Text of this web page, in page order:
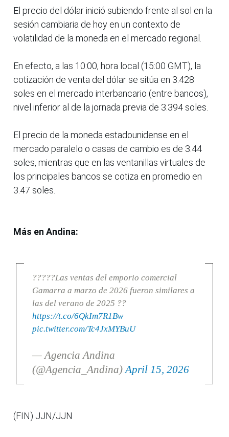
El precio del dólar inició subiendo frente al sol en la
sesión cambiaria de hoy en un contexto de
volatilidad de la moneda en el mercado regional.
En efecto, a las 10:00, hora local (15:00 GMT), la
cotización de venta del dólar se sitúa en 3.428
soles en el mercado interbancario (entre bancos),
nivel inferior al de la jornada previa de 3.394 soles.
El precio de la moneda estadounidense en el
mercado paralelo o casas de cambio es de 3.44
soles, mientras que en las ventanillas virtuales de
los principales bancos se cotiza en promedio en
3.47 soles.
Más en Andina:
?????Las ventas del emporio comercial
Gamarra a marzo de 2026 fueron similares a
las del verano de 2025 ??
https://t.co/6QkIm7R1Bw
pic.twitter.com/Tc4JxMYBuU
— Agencia Andina
(@Agencia_Andina) April 15, 2026
(FIN) JJN/JJN